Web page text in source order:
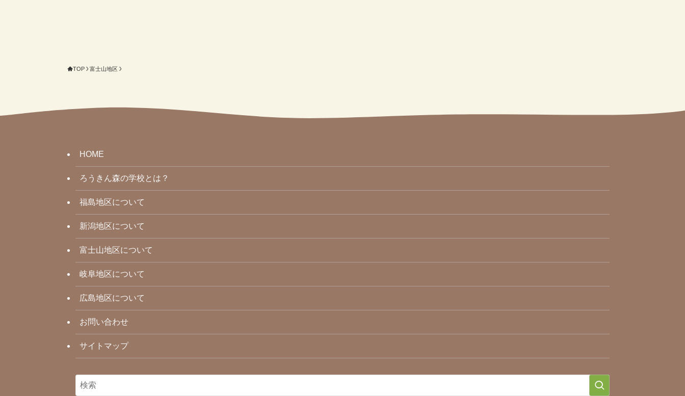
TOP 富士山地区
HOME
ろうきん森の学校とは？
福島地区について
新潟地区について
富士山地区について
岐阜地区について
広島地区について
お問い合わせ
サイトマップ